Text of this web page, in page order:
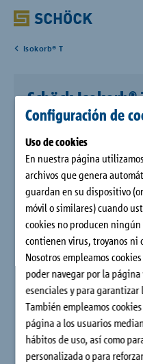
Configuración de
Uso de cookies
En nuestra página
archivos que genera
guardan en su dispositivo
móvil o similares) cuando
cookies no producen
contienen virus, troyanos ni
Nosotros empleamos
poder navegar por la
esenciales y para
También empleamos
página a los usuarios
hábitos de uso, así como
personalizada o para
Productos
CAD/BIM
Descargas
Referencias
Empresa
Contacto
Spain (ES) Español
Isokorb® T
Schöck
Compact® y espesor del
elemento de aislamiento
de fuerzas laterales en
como de fuerzas laterales